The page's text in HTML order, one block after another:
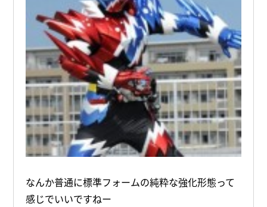
なんか普通に標準フォームの純粋な強化形態って
感じでいいですねー